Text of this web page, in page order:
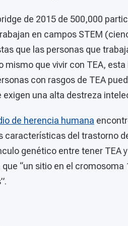
de 2015 de 500,000
en campos STEM
que las personas que
mismo que vivir con TEA,
con rasgos de TEA
una alta destreza
de herencia humana
características del trastorno
genético entre tener TEA
“un sitio en el